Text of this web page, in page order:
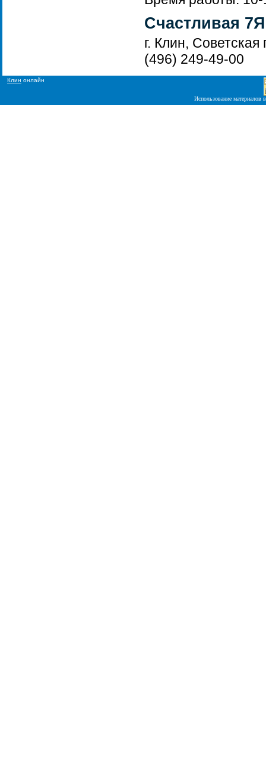
Счастливая 7Я
г. Клин,
(496) 249-49-00
Клин онлайн
Использование материалов